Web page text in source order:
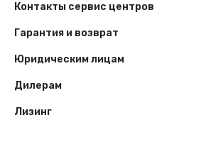
Контакты сервис центров
Гарантия и возврат
Юридическим лицам
Дилерам
Лизинг